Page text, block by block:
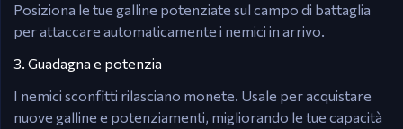
Posiziona le tue galline potenziate sul campo di battaglia
per attaccare automaticamente i nemici in arrivo.
3. Guadagna e potenzia
I nemici sconfitti rilasciano monete. Usale per acquistare
nuove galline e potenziamenti, migliorando le tue capacità